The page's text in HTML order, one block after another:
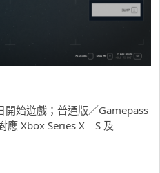
開始遊戲；普通版／Gamepass
應 Xbox Series X｜S 及